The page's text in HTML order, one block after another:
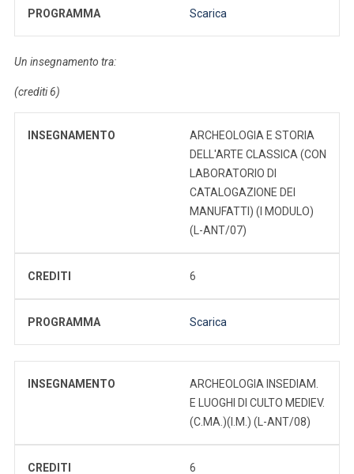
PROGRAMMA Scarica
Un insegnamento tra:
(crediti 6)
INSEGNAMENTO
ARCHEOLOGIA E STORIA
DELL'ARTE CLASSICA (CON
LABORATORIO DI
CATALOGAZIONE DEI
MANUFATTI) (I MODULO)
(L-ANT/07)
CREDITI 6
PROGRAMMA Scarica
INSEGNAMENTO
ARCHEOLOGIA INSEDIAM.
E LUOGHI DI CULTO MEDIEV.
(C.MA.)(I.M.) (L-ANT/08)
CREDITI 6